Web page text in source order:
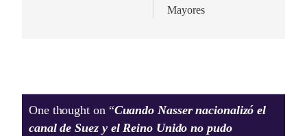
Mayores
One thought on “Cuando Nasser nacionalizó el
canal de Suez y el Reino Unido no pudo